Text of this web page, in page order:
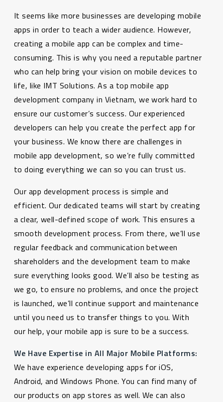
It seems like more businesses are developing mobile
apps in order to teach a wider audience. However,
creating a mobile app can be complex and time-
consuming. This is why you need a reputable partner
who can help bring your vision on mobile devices to
life, like IMT Solutions. As a top mobile app
development company in Vietnam, we work hard to
ensure our customer’s success. Our experienced
developers can help you create the perfect app for
your business. We know there are challenges in
mobile app development, so we’re fully committed
to doing everything we can so you can trust us.
Our app development process is simple and
efficient. Our dedicated teams will start by creating
a clear, well-defined scope of work. This ensures a
smooth development process. From there, we’ll use
regular feedback and communication between
shareholders and the development team to make
sure everything looks good. We’ll also be testing as
we go, to ensure no problems, and once the project
is launched, we’ll continue support and maintenance
until you need us to transfer things to you. With
our help, your mobile app is sure to be a success.
We Have Expertise in All Major Mobile Platforms:
We have experience developing apps for iOS,
Android, and Windows Phone. You can find many of
our products on app stores as well. We can also